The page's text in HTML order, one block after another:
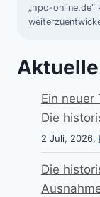
„hpo-
Ein neuer
Die
2 Juli, 2026,
Die